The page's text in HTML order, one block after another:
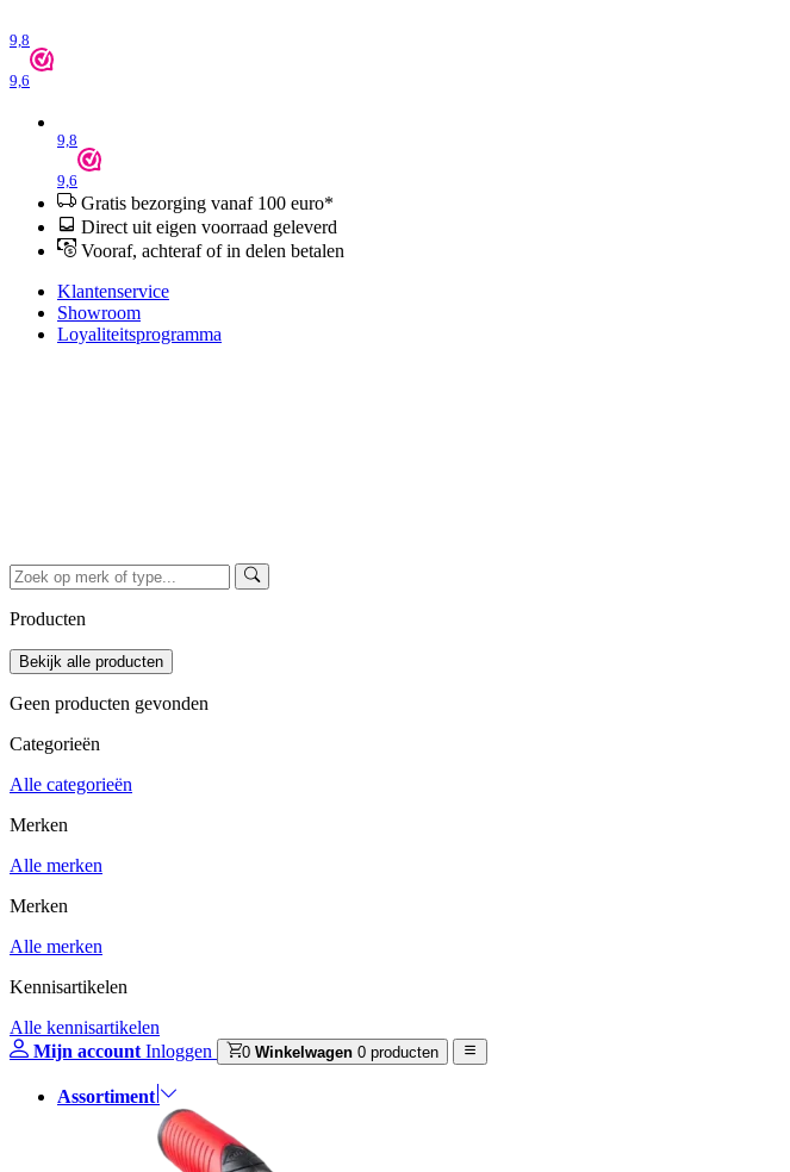
9,8
9,6
9,8
9,6
Gratis bezorging vanaf 100 euro*
Direct uit eigen voorraad geleverd
Vooraf, achteraf of in delen betalen
Klantenservice
Showroom
Loyaliteitsprogramma
Producten
Geen producten gevonden
Categorieën
Alle categorieën
Merken
Alle merken
Merken
Alle merken
Kennisartikelen
Alle kennisartikelen
Mijn account Inloggen 0 Winkelwagen 0 producten
Assortiment